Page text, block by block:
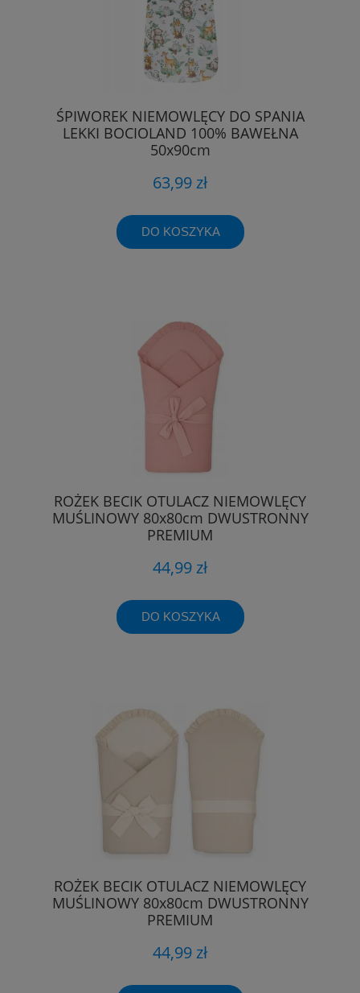
ŚPIWOREK NIEMOWLĘCY DO SPANIA
LEKKI BOCIOLAND 100% BAWEŁNA
50x90cm
63,99 zł
DO KOSZYKA
ROŻEK BECIK OTULACZ NIEMOWLĘCY
MUŚLINOWY 80x80cm DWUSTRONNY
PREMIUM
44,99 zł
DO KOSZYKA
ROŻEK BECIK OTULACZ NIEMOWLĘCY
MUŚLINOWY 80x80cm DWUSTRONNY
PREMIUM
44,99 zł